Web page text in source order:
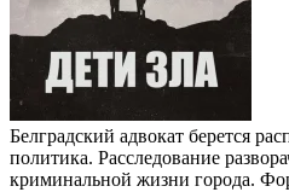
Белградский адвокат берется
политика. Расследование
криминальной жизни города.